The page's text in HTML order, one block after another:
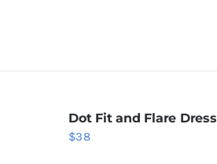
Dot Fit and Flare Dress
$38